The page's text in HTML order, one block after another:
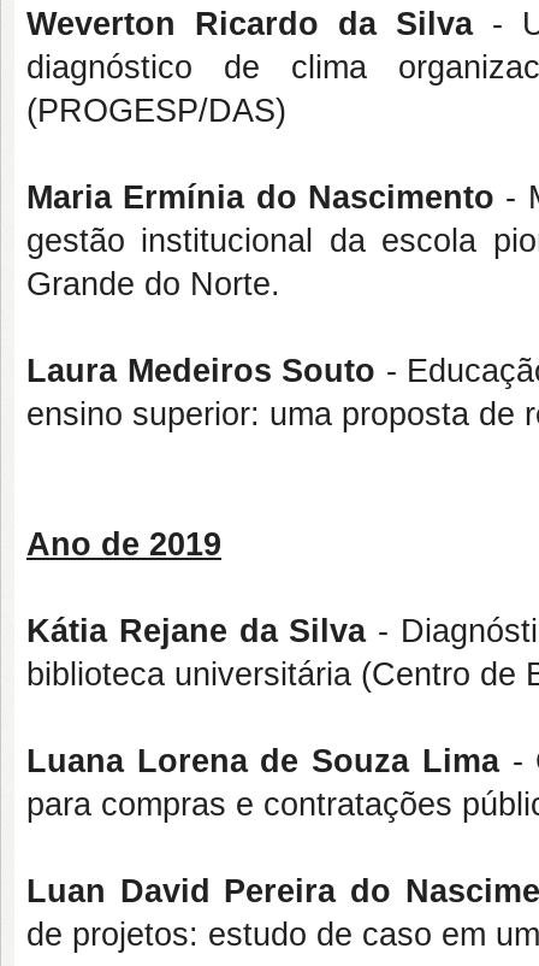
Weverton Ricardo da Silva-
diagnóstico de clima
(PROGESP/DAS)
Maria Ermínia do Nascimento -
gestão institucional da escola
Grande do Norte.
Laura Medeiros Souto -
ensino superior: uma proposta de
Ano de 2019
Kátia Rejane da Silva-
biblioteca universitária (Centro de
Luana Lorena de Souza Lima-
para compras e contratações
Luan David Pereira do
de projetos: estudo de caso em